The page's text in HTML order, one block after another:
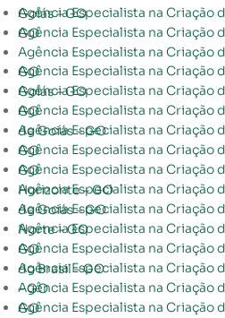
Agência Especialista na Criação de Site em Abadia de Goiás – GO
Agência Especialista na Criação de Site em Abadiânia – GO
Agência Especialista na Criação
Agência Especialista na Criação de Site em Adelândia – GO
Agência Especialista na Criação de Site em Água Fria de Goiás – GO
Agência Especialista na Criação de Site em Água Limpa – GO
Agência Especialista na Criação de Site em Águas Lindas de Goiás – GO
Agência Especialista na Criação de Site em Alexânia – GO
Agência Especialista na Criação de Site em Aloândia – GO
Agência Especialista na Criação de Site em Alto Horizonte – GO
Agência Especialista na Criação de Site em Alto Paraíso de Goiás – GO
Agência Especialista na Criação de Site em Alvorada do Norte – GO
Agência Especialista na Criação de Site em Amaralina – GO
Agência Especialista na Criação de Site em Americano do Brasil – GO
Agência Especialista na Criação de Site em Amorinópolis – GO
Agência Especialista na Criação de Site em Anápolis – GO